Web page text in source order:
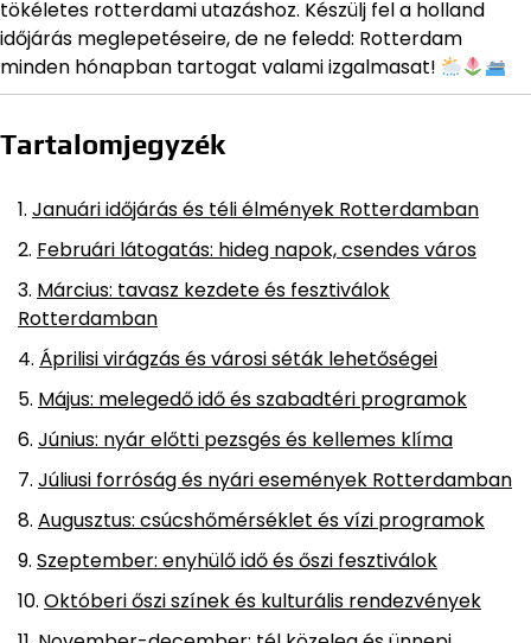
tökéletes rotterdami utazáshoz. Készülj fel a holland
időjárás meglepetéseire, de ne feledd: Rotterdam
minden hónapban tartogat valami izgalmasat!
Tartalomjegyzék
Januári időjárás és téli élmények Rotterdamban
Februári látogatás: hideg napok, csendes város
Március: tavasz kezdete és fesztiválok
Rotterdamban
Áprilisi virágzás és városi séták lehetőségei
Május: melegedő idő és szabadtéri programok
Június: nyár előtti pezsgés és kellemes klíma
Júliusi forróság és nyári események Rotterdamban
Augusztus: csúcshőmérséklet és vízi programok
Szeptember: enyhülő idő és őszi fesztiválok
Októberi őszi színek és kulturális rendezvények